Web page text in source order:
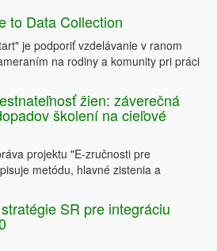
to Data Collection
je podporiť vzdelávanie v ranom
na rodiny a komunity pri práci
žien: záverečná
školení na cieľové
projektu "E-zručnosti pre
metódu, hlavné zistenia a
SR pre integráciu